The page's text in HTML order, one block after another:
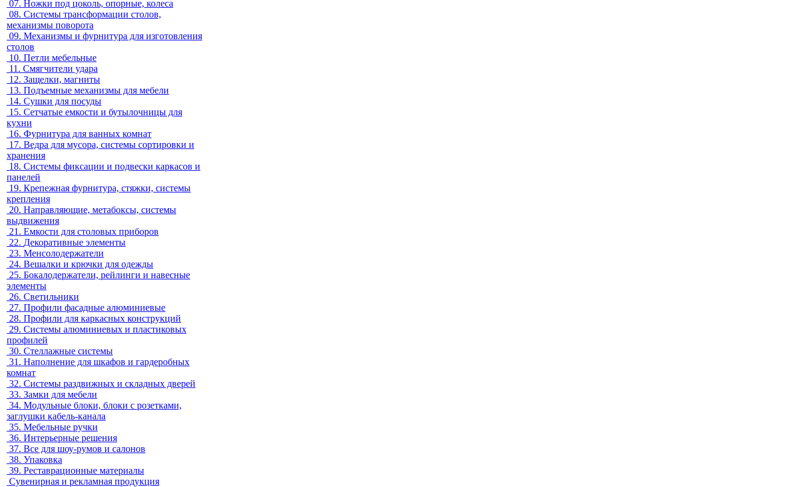
07. Ножки под цоколь, опорные, колеса
08. Системы трансформации столов,
механизмы поворота
09. Механизмы и фурнитура для изготовления
столов
10. Петли мебельные
11. Смягчители удара
12. Защелки, магниты
13. Подъемные механизмы для мебели
14. Сушки для посуды
15. Сетчатые емкости и бутылочницы для
кухни
16. Фурнитура для ванных комнат
17. Ведра для мусора, системы сортировки и
хранения
18. Системы фиксации и подвески каркасов и
панелей
19. Крепежная фурнитура, стяжки, системы
крепления
20. Направляющие, метабоксы, системы
выдвижения
21. Емкости для столовых приборов
22. Декоративные элементы
23. Менсолодержатели
24. Вешалки и крючки для одежды
25. Бокалодержатели, рейлинги и навесные
элементы
26. Светильники
27. Профили фасадные алюминиевые
28. Профили для каркасных конструкций
29. Системы алюминиевых и пластиковых
профилей
30. Стеллажные системы
31. Наполнение для шкафов и гардеробных
комнат
32. Системы раздвижных и складных дверей
33. Замки для мебели
34. Модульные блоки, блоки с розетками,
заглушки кабель-канала
35. Мебельные ручки
36. Интерьерные решения
37. Все для шоу-румов и салонов
38. Упаковка
39. Реставрационные материалы
Сувенирная и рекламная продукция